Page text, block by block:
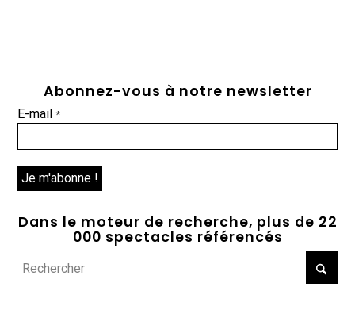
Abonnez-vous à notre newsletter
E-mail*
Dans le moteur de recherche, plus de 22
000 spectacles référencés